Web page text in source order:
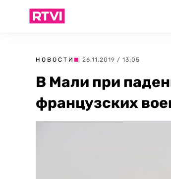
НОВОСТИ | 26.11.2019 / 13:05
В Мали при
французских